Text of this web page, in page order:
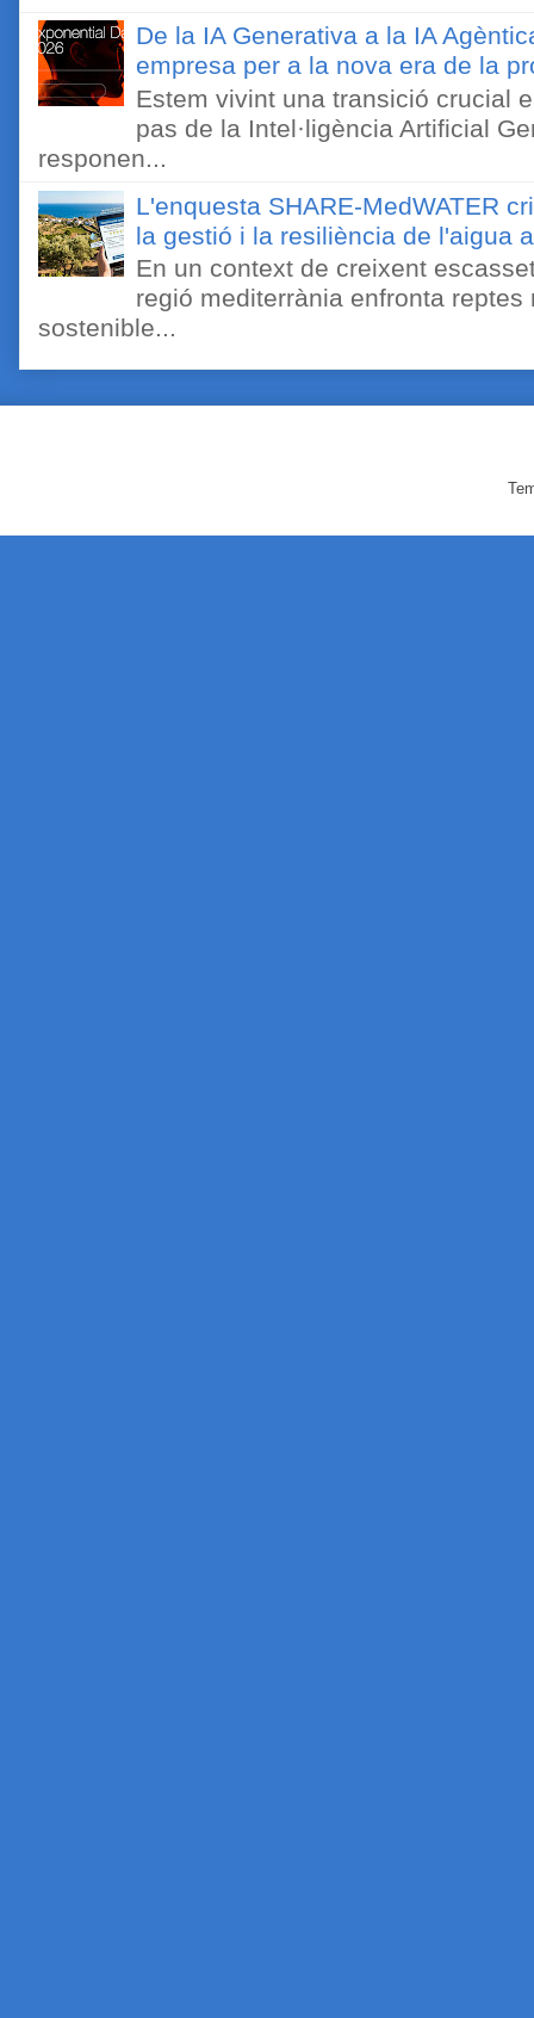
De la IA Generativa a la IA
empresa per a la nova era de la
Estem vivint una transició crucial
pas de la Intel·ligència Artificial
responen...
L'enquesta SHARE-MedWATER
la gestió i la resiliència de l'aigua
En un context de creixent
regió mediterrània enfronta
sostenible...